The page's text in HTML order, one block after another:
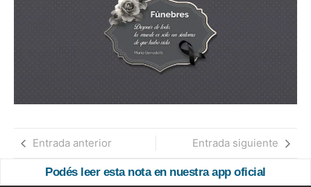
Entrada anterior Entrada siguiente
Podés leer esta nota en nuestra app oficial